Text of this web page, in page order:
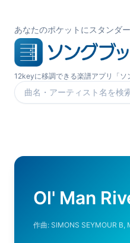
あなたのポケットにスタンダ
12keyに移調できる楽譜アプリ「ソ
楽曲を検索
Ol' Man
作曲: SIMONS SEYMOUR B,